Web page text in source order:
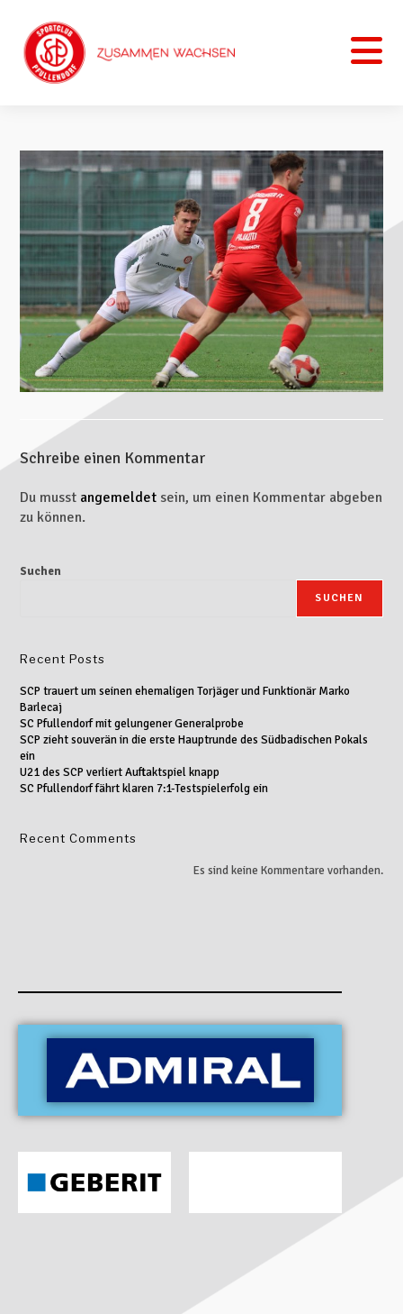
Schreibe einen Kommentar
Du musst angemeldet sein, um einen Kommentar abgeben
zu können.
Suchen
SUCHEN
Recent Posts
SCP trauert um seinen ehemaligen Torjäger und Funktionär Marko
Barlecaj
SC Pfullendorf mit gelungener Generalprobe
SCP zieht souverän in die erste Hauptrunde des Südbadischen Pokals
ein
U21 des SCP verliert Auftaktspiel knapp
SC Pfullendorf fährt klaren 7:1-Testspielerfolg ein
Recent Comments
Es sind keine Kommentare vorhanden.